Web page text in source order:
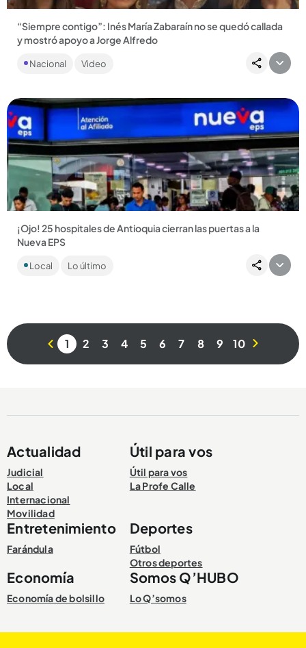
“Siempre contigo”: Inés María Zabaraín no se quedó callada
y mostró apoyo a Jorge Alfredo
La periodista había permanecido en las sombras desde que
estalló el escándalo, pero recientemente mostró que sigue al
Nacional Video
Compartir Noticia
¡Ojo! 25 hospitales de Antioquia cierran las puertas a la
Nueva EPS
Entre los centros médicos se encuentran el Hospital General
de Medellín y el Marco Fidel Suárez de Bello, que no
Local Lo último
1 2 3 4 5 6 7 8 9 10
Actualidad
Judicial
Local
Internacional
Movilidad
Útil para vos
Útil para vos
La Profe Calle
Entretenimiento
Farándula
Deportes
Fútbol
Otros deportes
Economía
Economía de bolsillo
Somos Q’HUBO
Lo Q’somos